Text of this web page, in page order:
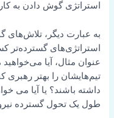
استراتژی گوش دادن به
به عبارت دیگر، تلاش‌های
استراتژی‌های گسترده‌تر
عنوان مثال، آیا
تیم‌هایشان را بهتر رهبری
داشته باشند؟ یا آیا می
طول یک تحول گسترده